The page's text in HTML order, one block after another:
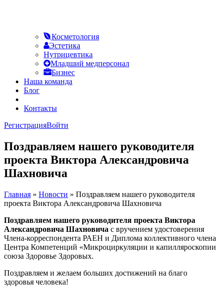
Косметология
Эстетика
Нутрицевтика
Младший медперсонал
Бизнес
Наша команда
Блог
Контакты
РегистрацияВойти
Поздравляем нашего руководителя
проекта Виктора Александровича
Шахновича
Главная » Новости » Поздравляем нашего руководителя
проекта Виктора Александровича Шахновича
Поздравляем нашего руководителя проекта Виктора
Александровича Шахновича с вручением удостоверения
Члена-корреспондента РАЕН и Диплома коллективного члена
Центра Компетенций «Микроциркуляции и капилляроскопии
союза Здоровье Здоровых.
Поздравляем и желаем больших достижений на благо
здоровья человека!